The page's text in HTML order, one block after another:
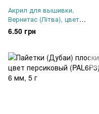
Акрил для вышивки,
Вернитас (Літва), цвет
№12162 (лососёвий светлый),
1 катушка 30 м
6.50 грн